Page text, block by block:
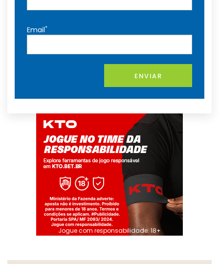
Email*
ENVIAR
Jogue com responsabilidade. 18+